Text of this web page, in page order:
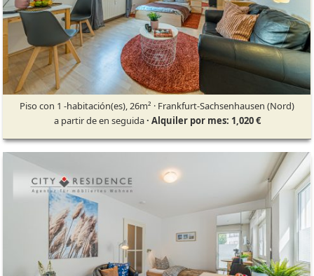
Piso con 1 -habitación(es), 26m² · Frankfurt-Sachsenhausen (Nord)
a partir de en seguida· Alquiler por mes: 1,020 €